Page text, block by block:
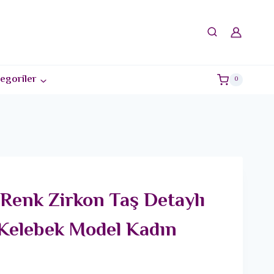
0
Zirkon Taş Detaylı
Model Kadın